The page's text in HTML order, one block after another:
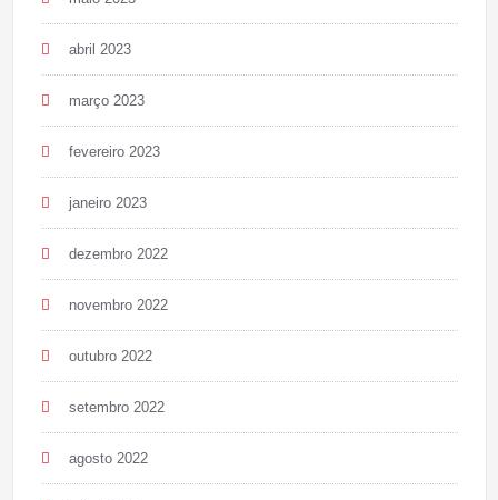
abril 2023
março 2023
fevereiro 2023
janeiro 2023
dezembro 2022
novembro 2022
outubro 2022
setembro 2022
agosto 2022